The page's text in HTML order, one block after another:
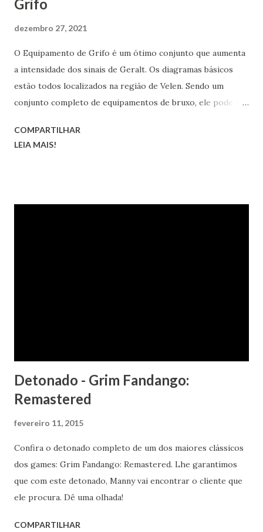
Grifo
dezembro 27, 2021
O Equipamento de Grifo é um ótimo conjunto que aumenta
a intensidade dos sinais de Geralt. Os diagramas básicos
estão todos localizados na região de Velen. Sendo um
conjunto completo de equipamentos de bruxo, ele pode ser
e grão-mestre.
COMPARTILHAR
LEIA MAIS!
Detonado - Grim Fandango:
Remastered
fevereiro 11, 2015
Confira o detonado completo de um dos maiores clássicos
dos games: Grim Fandango: Remastered. Lhe garantimos
que com este detonado, Manny vai encontrar o cliente que
ele procura. Dê uma olhada!
COMPARTILHAR